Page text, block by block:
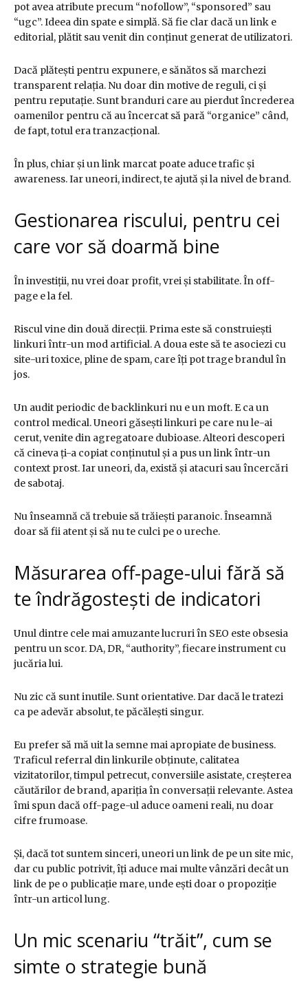
pot avea atribute precum “nofollow”, “sponsored” sau
“ugc”. Ideea din spate e simplă. Să fie clar dacă un link e
editorial, plătit sau venit din conținut generat de utilizatori.
Dacă plătești pentru expunere, e sănătos să marchezi
transparent relația. Nu doar din motive de reguli, ci și
pentru reputație. Sunt branduri care au pierdut încrederea
oamenilor pentru că au încercat să pară “organice” când,
de fapt, totul era tranzacțional.
În plus, chiar și un link marcat poate aduce trafic și
awareness. Iar uneori, indirect, te ajută și la nivel de brand.
Gestionarea riscului, pentru cei
care vor să doarmă bine
În investiții, nu vrei doar profit, vrei și stabilitate. În off-
page e la fel.
Riscul vine din două direcții. Prima este să construiești
linkuri într-un mod artificial. A doua este să te asociezi cu
site-uri toxice, pline de spam, care îți pot trage brandul în
jos.
Un audit periodic de backlinkuri nu e un moft. E ca un
control medical. Uneori găsești linkuri pe care nu le-ai
cerut, venite din agregatoare dubioase. Alteori descoperi
că cineva ți-a copiat conținutul și a pus un link într-un
context prost. Iar uneori, da, există și atacuri sau încercări
de sabotaj.
Nu înseamnă că trebuie să trăiești paranoic. Înseamnă
doar să fii atent și să nu te culci pe o ureche.
Măsurarea off-page-ului fără să
te îndrăgostești de indicatori
Unul dintre cele mai amuzante lucruri în SEO este obsesia
pentru un scor. DA, DR, “authority”, fiecare instrument cu
jucăria lui.
Nu zic că sunt inutile. Sunt orientative. Dar dacă le tratezi
ca pe adevăr absolut, te păcălești singur.
Eu prefer să mă uit la semne mai apropiate de business.
Traficul referral din linkurile obținute, calitatea
vizitatorilor, timpul petrecut, conversiile asistate, creșterea
căutărilor de brand, apariția în conversații relevante. Astea
îmi spun dacă off-page-ul aduce oameni reali, nu doar
cifre frumoase.
Și, dacă tot suntem sinceri, uneori un link de pe un site mic,
dar cu public potrivit, îți aduce mai multe vânzări decât un
link de pe o publicație mare, unde ești doar o propoziție
într-un articol lung.
Un mic scenariu “trăit”, cum se
simte o strategie bună